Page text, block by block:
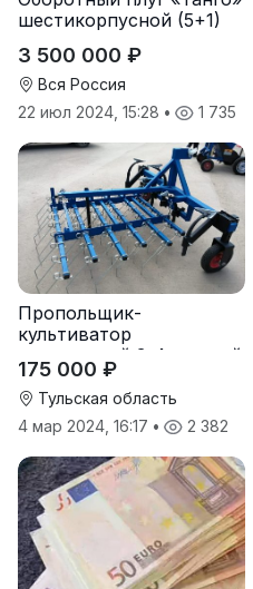
шестикорпусной (5+1)
3 500 000 ₽
Вся Россия
22 июл 2024, 15:28 • 1 735
Пропольщик-
культиватор
штригерный 3-4-рядный
«ТУЛКА-3/4»
175 000 ₽
Тульская область
4 мар 2024, 16:17 • 2 382